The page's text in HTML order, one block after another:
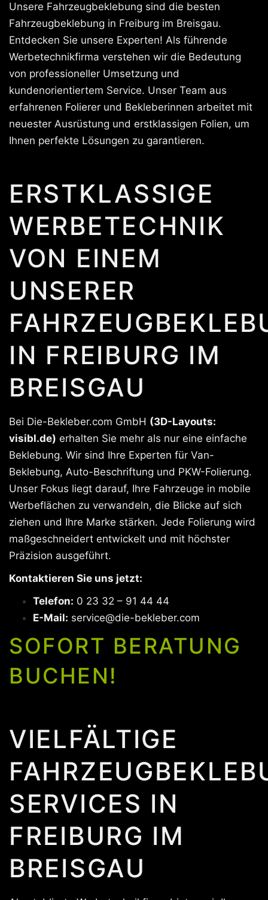
Unsere Fahrzeugbeklebung sind die besten
Fahrzeugbeklebung in Freiburg im Breisgau.
Entdecken Sie unsere Experten! Als führende
Werbetechnikfirma verstehen wir die Bedeutung
von professioneller Umsetzung und
kundenorientiertem Service. Unser Team aus
erfahrenen Folierer und Bekleberinnen arbeitet mit
neuester Ausrüstung und erstklassigen Folien, um
Ihnen perfekte Lösungen zu garantieren.
ERSTKLASSIGE
WERBETECHNIK
VON EINEM
UNSERER
IN FREIBURG IM
BREISGAU
Bei Die-Bekleber.com GmbH (3D-Layouts:
visibl.de) erhalten Sie mehr als nur eine einfache
Beklebung. Wir sind Ihre Experten für Van-
Beklebung, Auto-Beschriftung und PKW-Folierung.
Unser Fokus liegt darauf, Ihre Fahrzeuge in mobile
Werbeflächen zu verwandeln, die Blicke auf sich
ziehen und Ihre Marke stärken. Jede Folierung wird
maßgeschneidert entwickelt und mit höchster
Präzision ausgeführt.
Kontaktieren Sie uns jetzt:
Telefon: 0 23 32 – 91 44 44
E-Mail: service@die-bekleber.com
SOFORT BERATUNG
BUCHEN!
VIELFÄLTIGE
SERVICES IN
FREIBURG IM
BREISGAU